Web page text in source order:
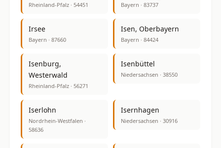
Rheinland-Pfalz · 54451 Bayern · 83737
Irsee
Bayern · 87660
Isen, Oberbayern
Bayern · 84424
Isenburg,
Westerwald
Rheinland-Pfalz · 56271
Isenbüttel
Niedersachsen · 38550
Iserlohn
Nordrhein-Westfalen ·
58636
Isernhagen
Niedersachsen · 30916